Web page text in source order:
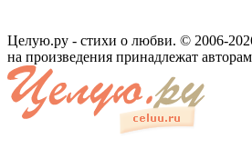
Целую.ру - стихи о любви. © 2006-
на произведения принадлежат